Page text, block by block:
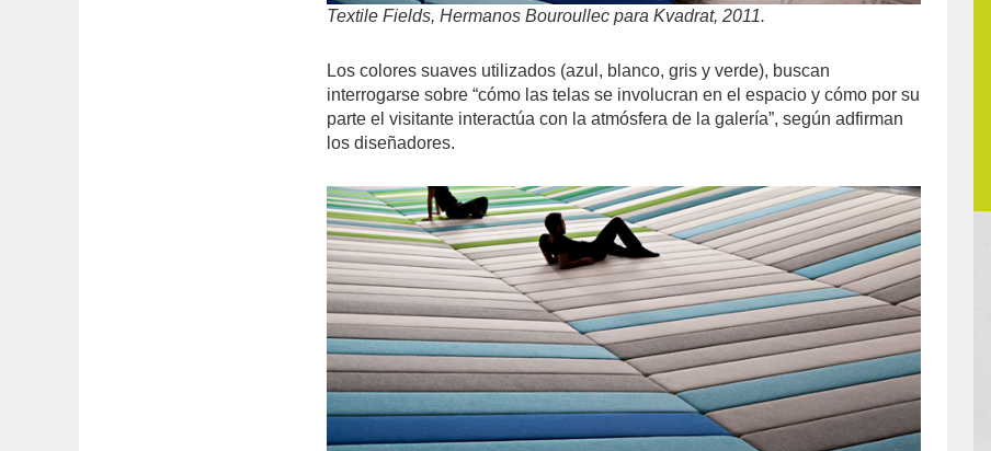
Textile Fields, Hermanos Bouroullec para Kvadrat, 2011.
Los colores suaves utilizados (azul, blanco, gris y verde), buscan
interrogarse sobre “cómo las telas se involucran en el espacio y cómo por su
parte el visitante interactúa con la atmósfera de la galería”, según adfirman
los diseñadores.